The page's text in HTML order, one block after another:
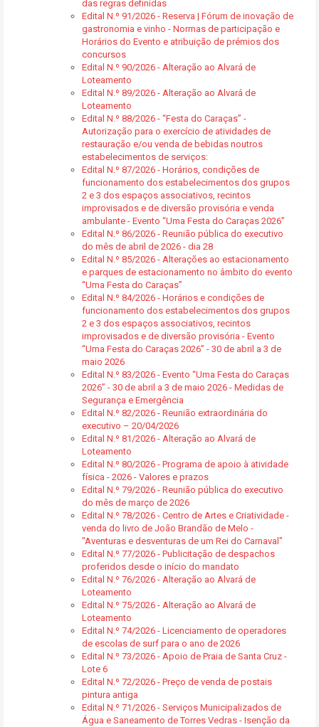
das regras definidas
Edital N.º 91/2026 - Reserva | Fórum de inovação de
gastronomia e vinho - Normas de participação e
Horários do Evento e atribuição de prémios dos
concursos
Edital N.º 90/2026 - Alteração ao Alvará de
Loteamento
Edital N.º 89/2026 - Alteração ao Alvará de
Loteamento
Edital N.º 88/2026 - “Festa do Caraças” -
Autorização para o exercício de atividades de
restauração e/ou venda de bebidas noutros
estabelecimentos de serviços:
Edital N.º 87/2026 - Horários, condições de
funcionamento dos estabelecimentos dos grupos
2 e 3 dos espaços associativos, recintos
improvisados e de diversão provisória e venda
ambulante - Evento “Uma Festa do Caraças 2026”
Edital N.º 86/2026 - Reunião pública do executivo
do mês de abril de 2026 - dia 28
Edital N.º 85/2026 - Alterações ao estacionamento
e parques de estacionamento no âmbito do evento
“Uma Festa do Caraças”
Edital N.º 84/2026 - Horários e condições de
funcionamento dos estabelecimentos dos grupos
2 e 3 dos espaços associativos, recintos
improvisados e de diversão provisória - Evento
“Uma Festa do Caraças 2026” - 30 de abril a 3 de
maio 2026
Edital N.º 83/2026 - Evento “Uma Festa do Caraças
2026” - 30 de abril a 3 de maio 2026 - Medidas de
Segurança e Emergência
Edital N.º 82/2026 - Reunião extraordinária do
executivo – 20/04/2026
Edital N.º 81/2026 - Alteração ao Alvará de
Loteamento
Edital N.º 80/2026 - Programa de apoio à atividade
física - 2026 - Valores e prazos
Edital N.º 79/2026 - Reunião pública do executivo
do mês de março de 2026
Edital N.º 78/2026 - Centro de Artes e Criatividade -
venda do livro de João Brandão de Melo -
"Aventuras e desventuras de um Rei do Carnaval"
Edital N.º 77/2026 - Publicitação de despachos
proferidos desde o início do mandato
Edital N.º 76/2026 - Alteração ao Alvará de
Loteamento
Edital N.º 75/2026 - Alteração ao Alvará de
Loteamento
Edital N.º 74/2026 - Licenciamento de operadores
de escolas de surf para o ano de 2026
Edital N.º 73/2026 - Apoio de Praia de Santa Cruz -
Lote 6
Edital N.º 72/2026 - Preço de venda de postais
pintura antiga
Edital N.º 71/2026 - Serviços Municipalizados de
Água e Saneamento de Torres Vedras - Isenção da